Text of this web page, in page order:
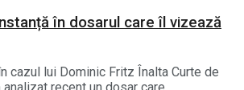
în dosarul care îl vizează
cazul lui Dominic Fritz Înalta Curte de
recent un dosar care...